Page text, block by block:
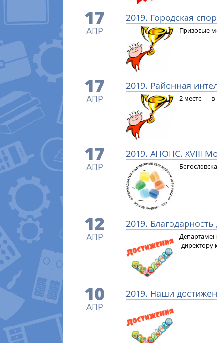
17
АПР
2019. Городская
Призовые
17
АПР
2019. Районная
2 место — в
17
АПР
2019. АНОНС. XVIII
12
АПР
2019. Благодарность
-директору
10
АПР
2019. Наши